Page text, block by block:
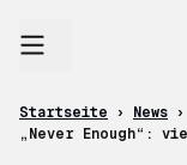
Startseite › News ›
„Never Enough“: